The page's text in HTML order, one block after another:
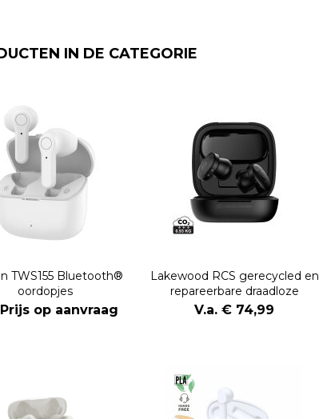
IN DE CATEGORIE
TWS155 Bluetooth®
oordopjes
Prijs op aanvraag
Lakewood RCS gerecycled en
repareerbare draadloze
oordopjes
V.a. € 74,99